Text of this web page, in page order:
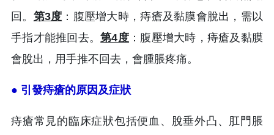
回。 第3度 ：腹壓增大時，痔瘡及黏膜會脫出，需以
手指才能推回去。第4度 ：腹壓增大時，痔瘡及黏膜
會脫出，用手推不回去，會腫脹疼痛。
● 引發痔瘡的原因及症狀
痔瘡常見的臨床症狀包括便血、脫垂外凸、肛門脹